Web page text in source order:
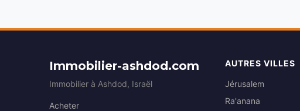
Immobilier-ashdod.com
Immobilier à Ashdod, Israël
Acheter
AUTRES VILLES
Jérusalem
Ra'anana